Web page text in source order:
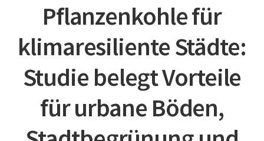
Pflanzenkohle für
klimaresiliente Städte:
Studie belegt Vorteile
für urbane Böden,